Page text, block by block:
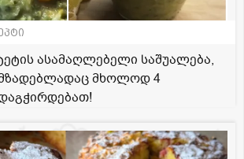
ასამაღლებელი საშუალება,
მხოლოდ 4